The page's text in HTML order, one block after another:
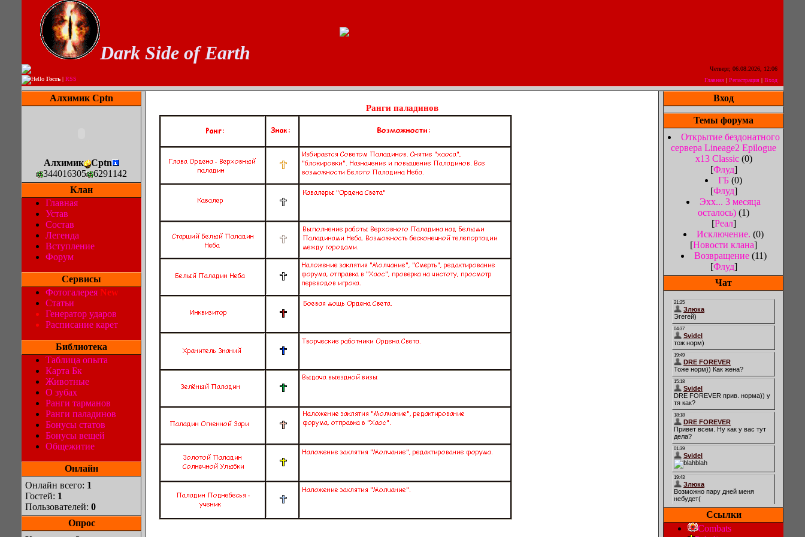
Dark Side of Earth
Четверг, 06.08.2026, 12:06
Hello Гость | RSS Главная | Регистрация | Вход
Алхимик Cptn
Алхимик
Cptn
344016305
6291142
Клан
Главная
Устав
Состав
Легенда
Вступление
Форум
Сервисы
Фотогалерея New
Статьи
Генератор ударов
Расписание карет
Библиотека
Таблица опыта
Карта Бк
Животные
О зубах
Ранги тарманов
Ранги паладинов
Бонусы статов
Бонусы вещей
Общежитие
Онлайн
Онлайн всего: 1
Гостей: 1
Пользователей: 0
Опрос
Ранги паладинов
Вход
Темы форума
Открытие бездонатного
сервера Lineage2 Epilogue
x13 Classiс (0)
[Флуд]
ГБ (0)
[Флуд]
Эхх... 3 месяца
осталось) (1)
[Реал]
Исключение. (0)
[Новости клана]
Возвращение (11)
[Флуд]
Чат
Ссылки
Combats